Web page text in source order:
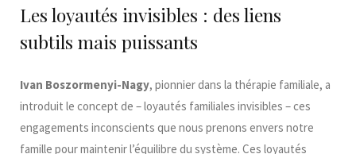
Les loyautés invisibles : des liens
subtils mais puissants
Ivan Boszormenyi-Nagy, pionnier dans la thérapie familiale, a
introduit le concept de – loyautés familiales invisibles – ces
engagements inconscients que nous prenons envers notre
famille pour maintenir l’équilibre du système. Ces loyautés